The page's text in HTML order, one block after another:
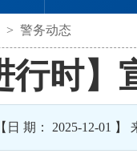
> 警务动态
行时
日 期： 2025-12-01